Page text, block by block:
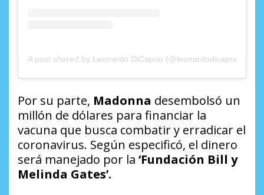
A post shared by Leonardo DiCaprio (@leonardodicaprio)
Por su parte, Madonna desembolsó un
millón de dólares para financiar la
vacuna que busca combatir y erradicar el
coronavirus. Según especificó, el dinero
será manejado por la ‘Fundación Bill y
Melinda Gates’.